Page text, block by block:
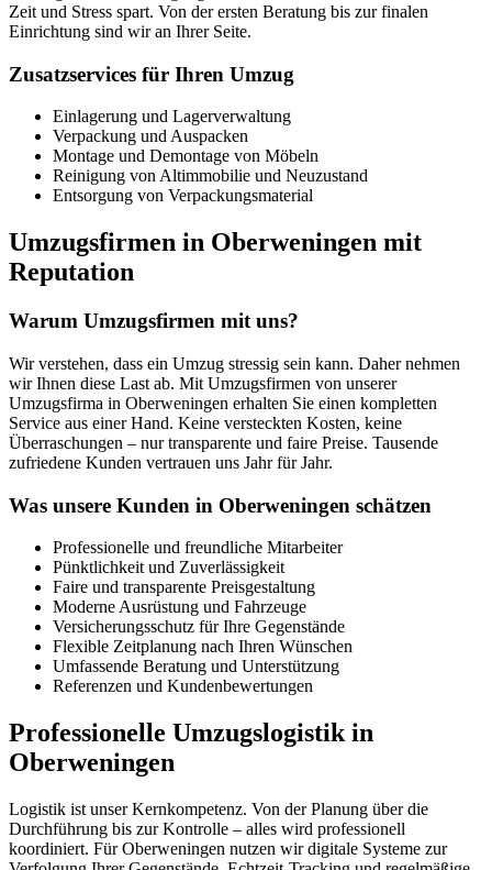
Zeit und Stress spart. Von der ersten Beratung bis zur finalen
Einrichtung sind wir an Ihrer Seite.
Zusatzservices für Ihren Umzug
Einlagerung und Lagerverwaltung
Verpackung und Auspacken
Montage und Demontage von Möbeln
Reinigung von Altimmobilie und Neuzustand
Entsorgung von Verpackungsmaterial
Umzugsfirmen in Oberweningen mit
Reputation
Warum Umzugsfirmen mit uns?
Wir verstehen, dass ein Umzug stressig sein kann. Daher nehmen
wir Ihnen diese Last ab. Mit Umzugsfirmen von unserer
Umzugsfirma in Oberweningen erhalten Sie einen kompletten
Service aus einer Hand. Keine versteckten Kosten, keine
Überraschungen – nur transparente und faire Preise. Tausende
zufriedene Kunden vertrauen uns Jahr für Jahr.
Was unsere Kunden in Oberweningen schätzen
Professionelle und freundliche Mitarbeiter
Pünktlichkeit und Zuverlässigkeit
Faire und transparente Preisgestaltung
Moderne Ausrüstung und Fahrzeuge
Versicherungsschutz für Ihre Gegenstände
Flexible Zeitplanung nach Ihren Wünschen
Umfassende Beratung und Unterstützung
Referenzen und Kundenbewertungen
Professionelle Umzugslogistik in
Oberweningen
Logistik ist unser Kernkompetenz. Von der Planung über die
Durchführung bis zur Kontrolle – alles wird professionell
koordiniert. Für Oberweningen nutzen wir digitale Systeme zur